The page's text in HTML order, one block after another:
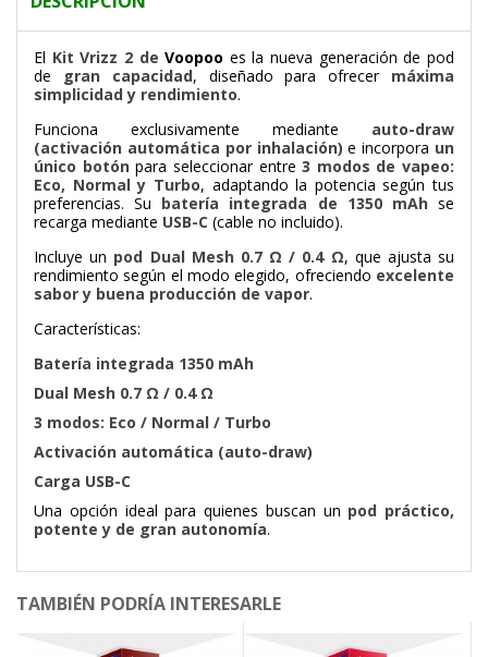
El Kit Vrizz 2 deVoopoo es la nueva generación de pod
de
gran capacidad, diseñado para ofrecer máxima
simplicidad y rendimiento.
Funciona exclusivamente mediante auto-draw
(activación automática por inhalación) e incorpora un
único botónpara seleccionar entre3 modos de vapeo:
Eco, Normal y Turbo, adaptando la potencia según tus
preferencias. Su batería integrada de 1350 mAhse
recarga mediante USB-C (cable no incluido).
Incluye un pod Dual Mesh 0.7 Ω / 0.4 Ω, que ajusta su
rendimiento según el modo elegido, ofreciendo excelente
sabor y buena producción de vapor.
Características:
Batería integrada 1350 mAh
Dual Mesh 0.7 Ω / 0.4 Ω
3 modos: Eco / Normal / Turbo
Activación automática (auto-draw)
Carga USB-C
Una opción ideal para quienes buscan un pod práctico,
potente y de gran autonomía.
TAMBIÉN PODRÍA INTERESARLE